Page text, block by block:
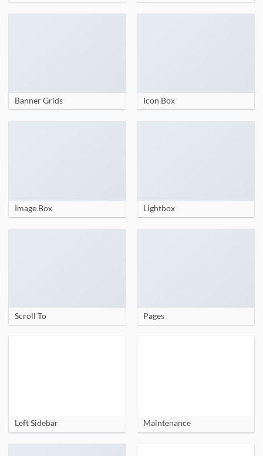
Banner Grids Icon Box
Image Box Lightbox
Scroll To Pages
Left Sidebar Maintenance